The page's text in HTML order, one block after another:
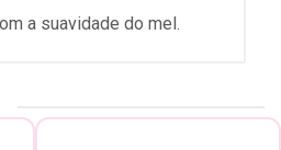
a suavidade do mel.